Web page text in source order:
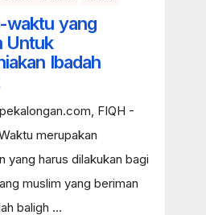
waktu yang
Untuk
Ibadah
FIQH -
merupakan
yang harus dilakukan bagi
muslim yang beriman
baligh ...